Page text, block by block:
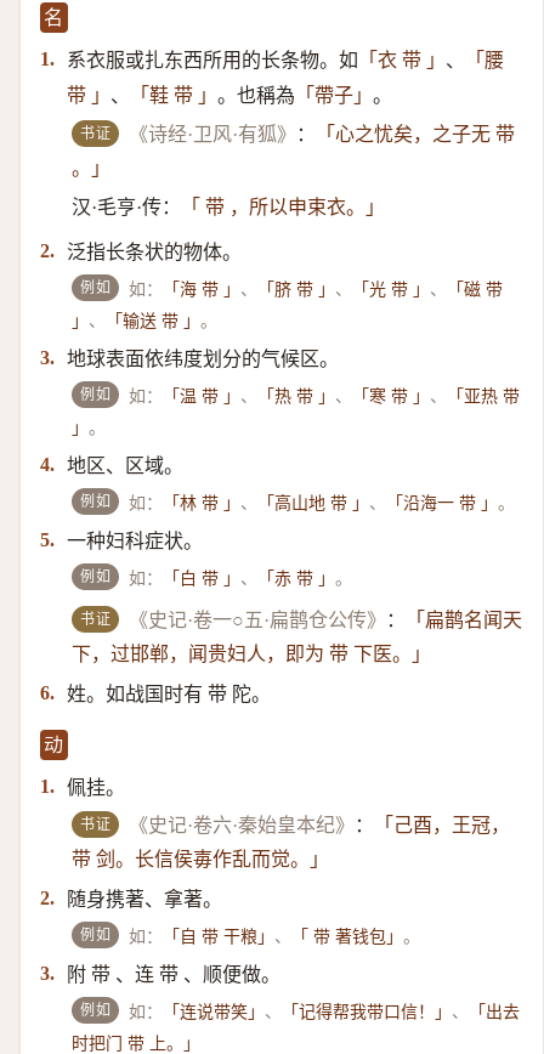
名
1.
系衣服或扎东西所用的长条物。如 「衣 带 」 、
「腰
带 」 、 「鞋 带 」 。也稱為 「帶子」 。
书证 《诗经·卫风·有狐》 ：
「心之忧矣，之子无 带
。」
汉·毛亨·传：
「 带 ，所以申束衣。」
2. 泛指长条状的物体。
例如 如： 「海 带 」 、 「脐 带 」 、 「光 带 」 、
「磁 带
」 、 「输送 带 」 。
3. 地球表面依纬度划分的气候区。
例如 如： 「温 带 」 、 「热 带 」 、 「寒 带 」 、
「亚热 带
」 。
4. 地区、区域。
例如 如： 「林 带 」 、 「高山地 带 」 、 「沿海一 带 」。
5. 一种妇科症状。
例如 如： 「白 带 」 、 「赤 带 」。
书证 《史记·卷一○五·扁鹊仓公传》 ：
「扁鹊名闻天
下，过邯郸，闻贵妇人，即为 带 下医。」
6. 姓。如战国时有 带 陀。
动
1. 佩挂。
书证 《史记·卷六·秦始皇本纪》 ：
「己酉，王冠，
带 剑。长信侯毐作乱而觉。」
2.
随身携著、拿著。
例如 如： 「自 带 干粮」 、 「 带 著钱包」。
3. 附 带 、连 带 、顺便做。
例如 如： 「连说带笑」 、 「记得帮我带口信！」 、
「出去
时把门 带 上。」